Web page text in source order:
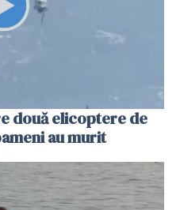
două elicoptere de
au murit